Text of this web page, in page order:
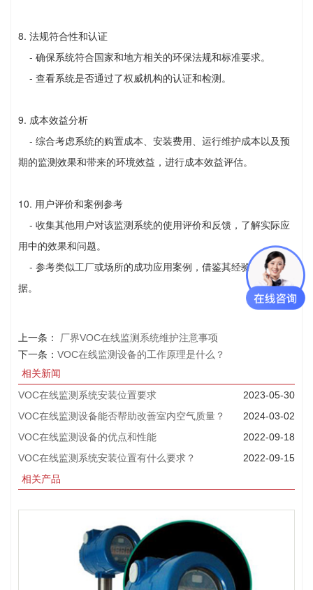
8. 法规符合性和认证
- 确保系统符合国家和地方相关的环保法规和标准要求。
- 查看系统是否通过了权威机构的认证和检测。
9. 成本效益分析
- 综合考虑系统的购置成本、安装费用、运行维护成本以及预
期的监测效果和带来的环境效益，进行成本效益评估。
10. 用户评价和案例参考
- 收集其他用户对该监测系统的使用评价和反馈，了解实际应
用中的效果和问题。
- 参考类似工厂或场所的成功应用案例，借鉴其经验和选择依
据。
上一条： 厂界VOC在线监测系统维护注意事项
下一条： VOC在线监测设备的工作原理是什么？
相关新闻
VOC在线监测系统安装位置要求
2023-05-30
VOC在线监测设备能否帮助改善室内空气质量？
2024-03-02
VOC在线监测设备的优点和性能
2022-09-18
VOC在线监测系统安装位置有什么要求？
2022-09-15
相关产品